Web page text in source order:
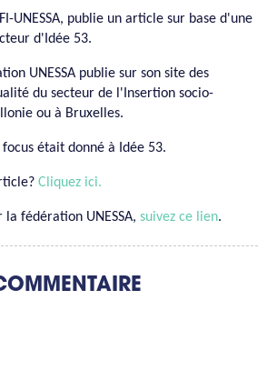
UNESSA, publie un article sur base d'une
d'Idée 53.
UNESSA publie sur son site des
du secteur de l'Insertion socio-
ou à Bruxelles.
était donné à Idée 53.
Cliquez ici.
la fédération UNESSA, suivez ce lien.